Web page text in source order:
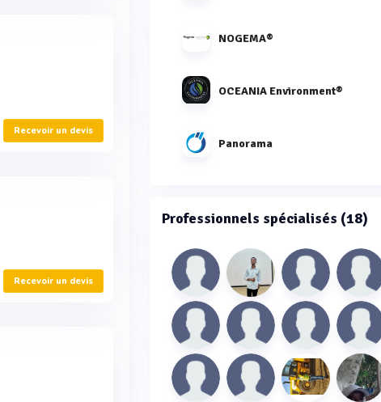
Recevoir un devis
Recevoir un devis
NOGEMA®
OCEANIA Environment®
Panorama
Professionnels spécialisés (18)